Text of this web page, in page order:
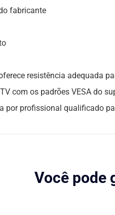
fabricante
resistência adequada
com os padrões VESA do
por profissional qualificado
Você pode